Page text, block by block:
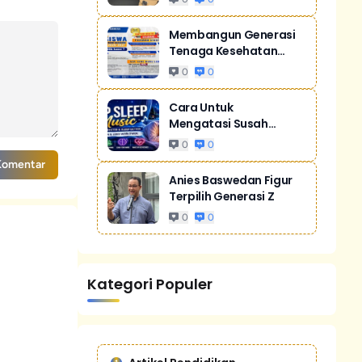
Membangun Generasi
Tenaga Kesehatan
Unggul Dan Men...
0 0
Cara Untuk
Mengatasi Susah
Tidur Akibat Stres
0 0
Anies Baswedan Figur
Terpilih Generasi Z
0 0
Kategori Populer